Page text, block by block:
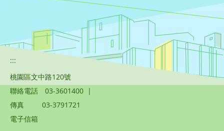
:::
桃園區文中路120號
聯絡電話
03-3601400 |
傳真
03-3791721
電子信箱